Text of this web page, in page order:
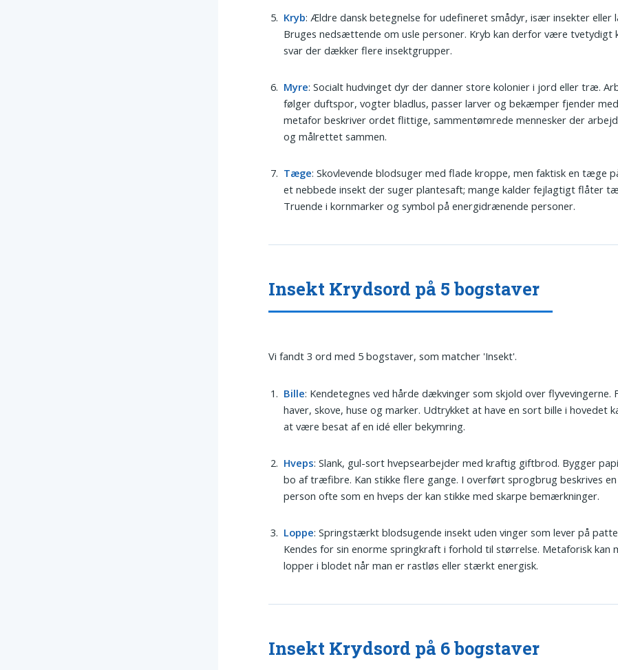
Kryb: Ældre dansk betegnelse for udefineret smådyr, især insekter eller
Bruges nedsættende om usle personer. Kryb kan derfor være tvetydigt
svar der dækker flere insektgrupper.
Myre: Socialt hudvinget dyr der danner store kolonier i jord eller træ.
følger duftspor, vogter bladlus, passer larver og bekæmper fjender
metafor beskriver ordet flittige, sammentømrede mennesker der
og målrettet sammen.
Tæge: Skovlevende blodsuger med flade kroppe, men faktisk en tæge
et nebbede insekt der suger plantesaft; mange kalder fejlagtigt flåter
Truende i kornmarker og symbol på energidrænende personer.
Insekt Krydsord på 5 bogstaver
Vi fandt 3 ord med 5 bogstaver, som matcher 'Insekt'.
Bille: Kendetegnes ved hårde dækvinger som skjold over flyvevingerne.
haver, skove, huse og marker. Udtrykket at have en sort bille i hovedet
at være besat af en idé eller bekymring.
Hveps: Slank, gul-sort hvepsearbejder med kraftig giftbrod. Bygger
bo af træfibre. Kan stikke flere gange. I overført sprogbrug beskrives
person ofte som en hveps der kan stikke med skarpe bemærkninger.
Loppe: Springstærkt blodsugende insekt uden vinger som lever på
Kendes for sin enorme springkraft i forhold til størrelse. Metaforisk kan
lopper i blodet når man er rastløs eller stærkt energisk.
Insekt Krydsord på 6 bogstaver